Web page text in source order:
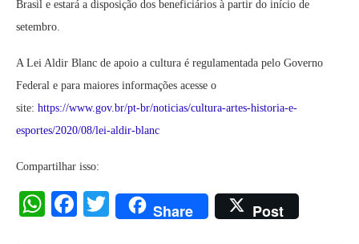
Brasil e estará a disposição dos beneficiários à partir do início de
setembro.
A Lei Aldir Blanc de apoio a cultura é regulamentada pelo Governo
Federal e para maiores informações acesse o
site: https://www.gov.br/pt-br/noticias/cultura-artes-historia-e-
esportes/2020/08/lei-aldir-blanc
Compartilhar isso:
WhatsApp
Facebook
Twitter
Share Post